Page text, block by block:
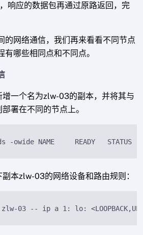
响应的数据包再通过原路返回，完
的网络通信，我们再来看看不同节点
哪些相同点和不同点。
一个名为zlw-03的副本，并将其与
署在不同的节点上。
-owide NAME     READY
本zlw-03的网络设备和路由规则：
03 -- ip a 1: lo: